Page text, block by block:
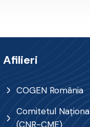
Afilieri
COGEN România
Comitetul
(CNR-CME)